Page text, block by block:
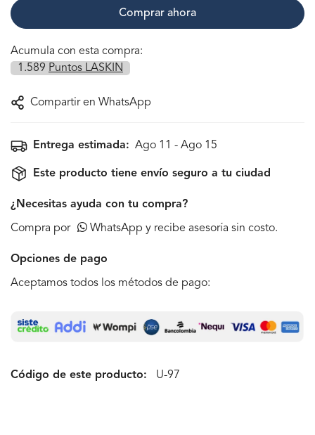
Comprar ahora
Acumula con esta compra:
1.589 Puntos LASKIN
Compartir en WhatsApp
Entrega estimada: Ago 11 - Ago 15
Este producto tiene envío seguro a tu ciudad
¿Necesitas ayuda con tu compra?
Compra por WhatsApp y recibe asesoría sin costo.
Opciones de pago
Aceptamos todos los métodos de pago:
Código de este producto: U-97